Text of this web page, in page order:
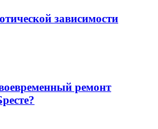
зависимости
ремонт